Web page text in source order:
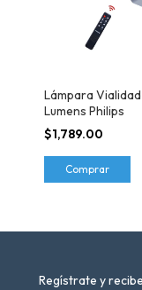
Lámpara
Lumens Philips
$1,789.00
Comprar
Regístrate y